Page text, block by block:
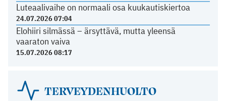
Luteaalivaihe on normaali osa kuukautiskiertoa
24.07.2026 07:04
Elohiiri silmässä – ärsyttävä, mutta yleensä
vaaraton vaiva
15.07.2026 08:17
TERVEYDENHUOLTO